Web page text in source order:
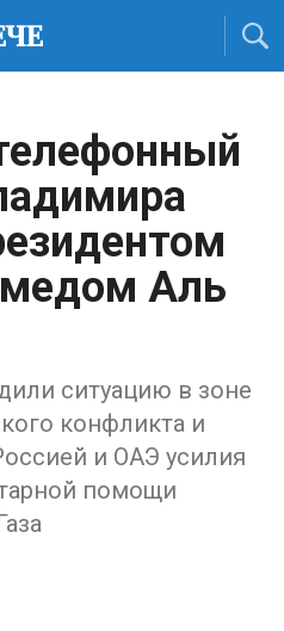
Аль
ситуацию в зоне
конфликта и
и ОАЭ усилия
помощи